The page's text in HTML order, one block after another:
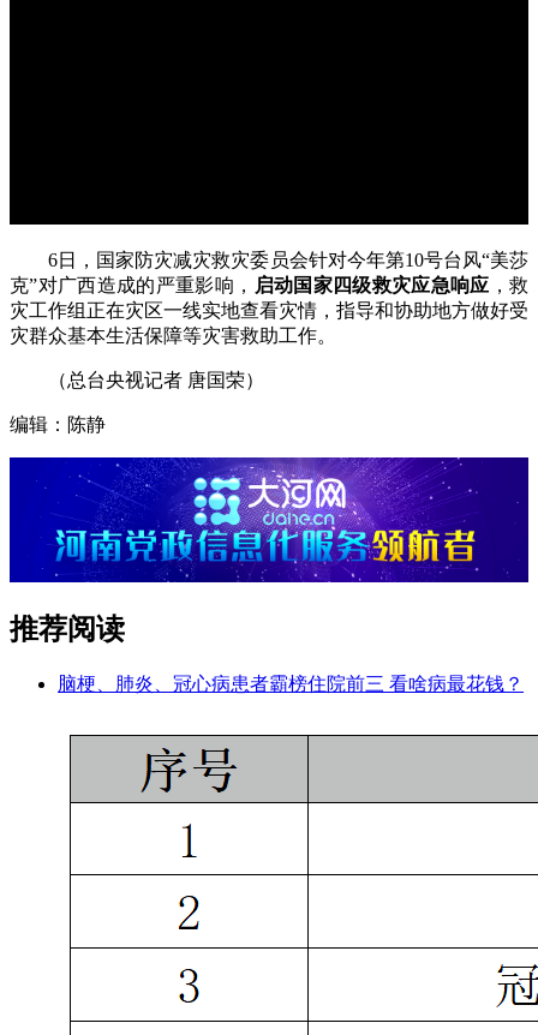
6日，国家防灾减灾救灾委员会针对今年第10号台风“美莎
克”对广西造成的严重影响， 启动国家四级救灾应急响应 ，救
灾工作组正在灾区一线实地查看灾情，指导和协助地方做好受
灾群众基本生活保障等灾害救助工作。
（总台央视记者 唐国荣）
编辑：陈静
推荐阅读
脑梗、肺炎、冠心病患者霸榜住院前三 看啥病最花钱？